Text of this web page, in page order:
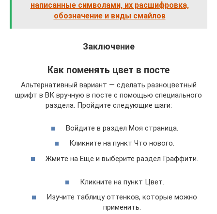
написанные символами, их расшифровка,
обозначение и виды смайлов
Заключение
Как поменять цвет в посте
Альтернативный вариант — сделать разноцветный
шрифт в ВК вручную в посте с помощью специального
раздела. Пройдите следующие шаги:
Войдите в раздел Моя страница.
Кликните на пункт Что нового.
Жмите на Еще и выберите раздел Граффити.
Кликните на пункт Цвет.
Изучите таблицу оттенков, которые можно
применить.